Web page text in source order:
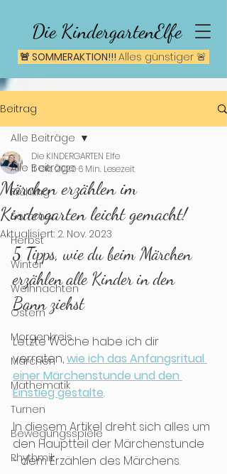
Die KindergartenElfe
🚨 SOMMERAKTION!!! Alles günstiger 🚨
Beitrag
Alle Beiträge
Frühling
Sommer
Herbst
Winter
Weihnachten
Ostern
Morgenkreis
Märchen
Mathematik
Turnen
Bewegungsspiele
Rhythmik
Alle Beiträge
Märchen erzählen im
Kindergarten leicht gemacht!
Die KINDERGARTEN Elfe
11. Okt. 2020 6 Min. Lesezeit
Aktualisiert: 2. Nov. 2023
5 Tipps, wie du beim Märchen
erzählen alle Kinder in den
Bann ziehst
Letzte Woche habe ich dir
verraten, wie ich das Anfangsritual
einer Märchenstunde und den
Einstieg gestalte.
In diesem Artikel dreht sich alles um
den Hauptteil der Märchenstunde
- dem Erzählen des Märchens.